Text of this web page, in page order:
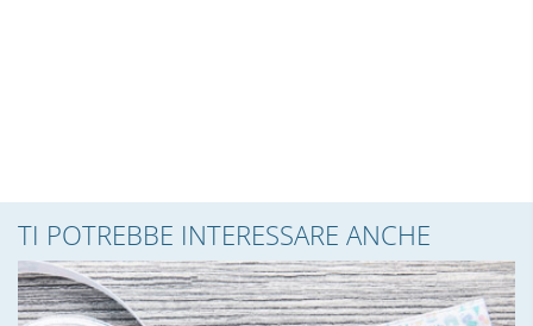
TI POTREBBE INTERESSARE ANCHE